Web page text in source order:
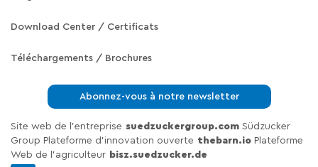
Download Center / Certificats
Téléchargements / Brochures
Abonnez-vous à notre newsletter
Site web de l'entreprise suedzuckergroup.com Südzucker
Group Plateforme d'innovation ouverte thebarn.io Plateforme
Web de l'agriculteur bisz.suedzucker.de